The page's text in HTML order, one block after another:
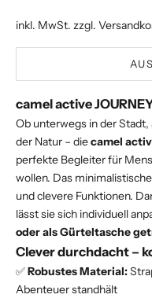
inkl. MwSt. zzgl.
camel active
Ob unterwegs in der
der Natur – diecamel
perfekte Begleiter für
wollen. Das
und clevere Funktionen.
lässt sie sich individuell
oder als Gürteltasche
Clever durchdacht –
✅Robustes Material:
Abenteuer standhält